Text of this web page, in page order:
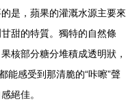
是，蘋果的灌溉水源主要來
甜的特質。獨特的自然條
核部分糖分堆積成透明狀，
能感受到那清脆的“咔嚓”聲
絕佳。